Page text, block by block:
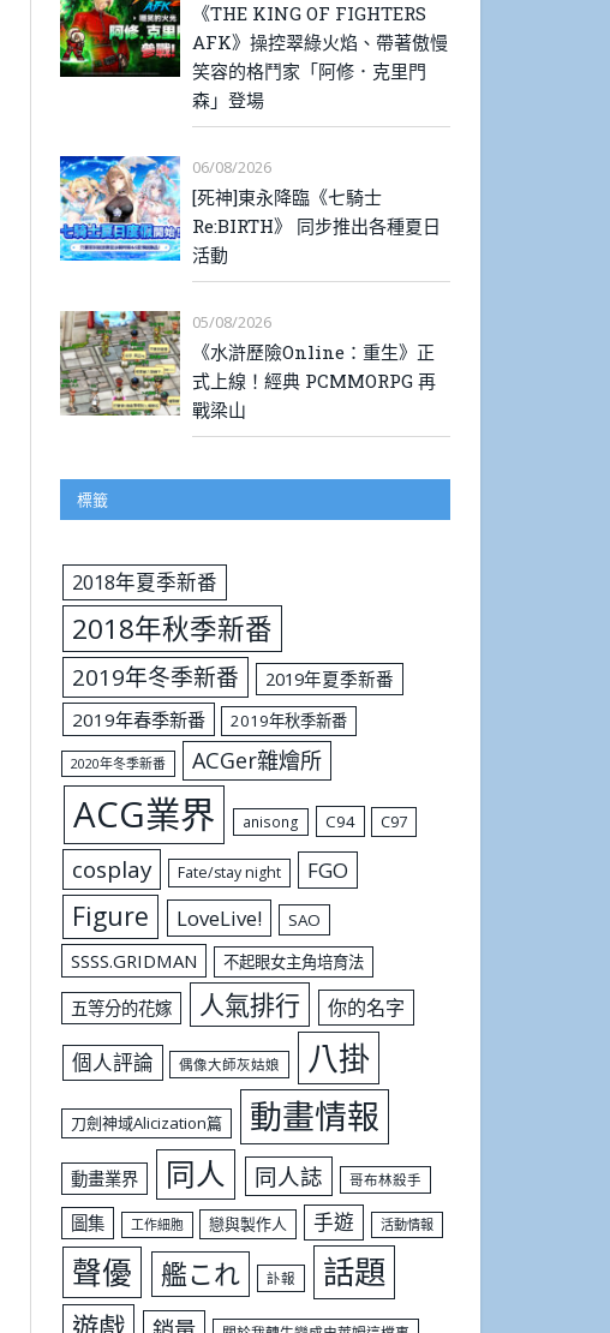
《THE KING OF FIGHTERS
AFK》操控翠綠火焰、帶著傲慢
笑容的格鬥家「阿修．克里門
森」登場
06/08/2026
[死神]東永降臨《七騎士
Re:BIRTH》 同步推出各種夏日
活動
05/08/2026
《水滸歷險Online：重生》正
式上線！經典 PCMMORPG 再
戰梁山
標籤
2018年夏季新番
2018年秋季新番
2019年冬季新番
2019年夏季新番
2019年春季新番
2019年秋季新番
2020年冬季新番 ACGer雜燴所
ACG業界 anisong C94 C97
cosplay Fate/stay night FGO
Figure LoveLive! SAO
SSSS.GRIDMAN 不起眼女主角培育法
五等分的花嫁 人氣排行 你的名字
個人評論 偶像大師灰姑娘 八掛
刀劍神域Alicization篇 動畫情報
動畫業界 同人 同人誌 哥布林殺手
圖集 工作細胞 戀與製作人 手遊 活動情報
聲優 艦これ 訃報 話題